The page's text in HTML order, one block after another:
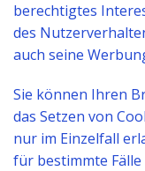
berechtigtes
des
auch seine
Sie können Ihren
das Setzen von
nur im Einzelfall
für bestimmte